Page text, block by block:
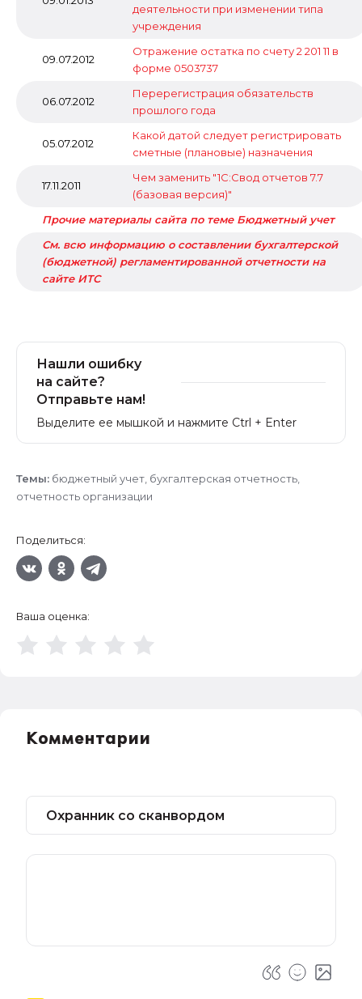
деятельности при изменении типа
учреждения
09.07.2012
Отражение остатка по счету 2 201 11 в
форме 0503737
06.07.2012
Перерегистрация обязательств
прошлого года
05.07.2012
Какой датой следует регистрировать
сметные (плановые) назначения
17.11.2011
Чем заменить "1С:Свод отчетов 7.7
(базовая версия)"
Прочие материалы сайта по теме Бюджетный учет
См. всю информацию о составлении бухгалтерской
(бюджетной) регламентированной отчетности на
сайте ИТС
Нашли ошибку
на сайте?
Отправьте нам!
Выделите ее мышкой и нажмите Ctrl + Enter
Темы: бюджетный учет бухгалтерская отчетность
отчетность организации
Поделиться:
Ваша оценка:
Комментарии